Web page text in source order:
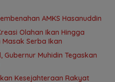
AMKS Hasanuddin
Olahan Ikan Hingga
Serba Ikan
Muhidin Tegaskan
Kesejahteraan Rakyat